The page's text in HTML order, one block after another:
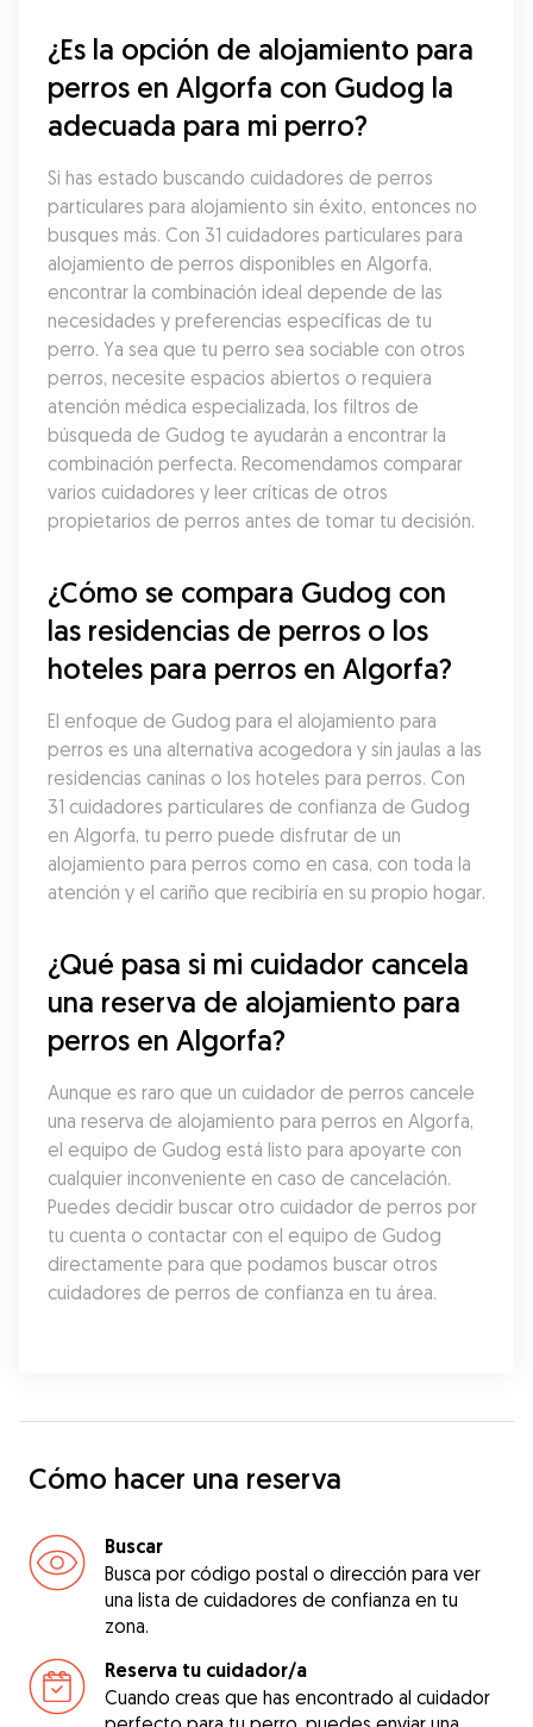
¿Es la opción de alojamiento para
perros en Algorfa con Gudog la
adecuada para mi perro?
Si has estado buscando cuidadores de perros
particulares para alojamiento sin éxito, entonces no
busques más. Con 31 cuidadores particulares para
alojamiento de perros disponibles en Algorfa,
encontrar la combinación ideal depende de las
necesidades y preferencias específicas de tu
perro. Ya sea que tu perro sea sociable con otros
perros, necesite espacios abiertos o requiera
atención médica especializada, los filtros de
búsqueda de Gudog te ayudarán a encontrar la
combinación perfecta. Recomendamos comparar
varios cuidadores y leer críticas de otros
propietarios de perros antes de tomar tu decisión.
¿Cómo se compara Gudog con
las residencias de perros o los
hoteles para perros en Algorfa?
El enfoque de Gudog para el alojamiento para
perros es una alternativa acogedora y sin jaulas a las
residencias caninas o los hoteles para perros. Con
31 cuidadores particulares de confianza de Gudog
en Algorfa, tu perro puede disfrutar de un
alojamiento para perros como en casa, con toda la
atención y el cariño que recibiría en su propio hogar.
¿Qué pasa si mi cuidador cancela
una reserva de alojamiento para
perros en Algorfa?
Aunque es raro que un cuidador de perros cancele
una reserva de alojamiento para perros en Algorfa,
el equipo de Gudog está listo para apoyarte con
cualquier inconveniente en caso de cancelación.
Puedes decidir buscar otro cuidador de perros por
tu cuenta o contactar con el equipo de Gudog
directamente para que podamos buscar otros
cuidadores de perros de confianza en tu área.
Cómo hacer una reserva
Buscar
Busca por código postal o dirección para ver
una lista de cuidadores de confianza en tu
zona.
Reserva tu cuidador/a
Cuando creas que has encontrado al cuidador